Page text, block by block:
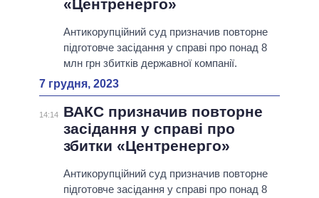
«Центренерго»
Антикорупційний суд призначив повторне
підготовче засідання у справі про понад 8
млн грн збитків державної компанії.
7 грудня, 2023
14:14
ВАКС призначив повторне
засідання у справі про
збитки «Центренерго»
Антикорупційний суд призначив повторне
підготовче засідання у справі про понад 8